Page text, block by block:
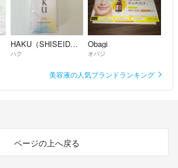
HAKU（SHISEIDO）
ハク
Obagi
オバジ
美容液の人気ブランドランキング
ページの上へ戻る